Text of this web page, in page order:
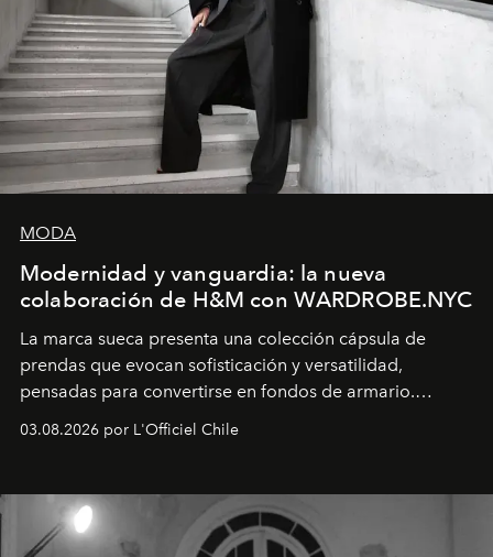
MODA
Modernidad y vanguardia: la nueva
colaboración de H&M con WARDROBE.NYC
La marca sueca presenta una colección cápsula de
prendas que evocan sofisticación y versatilidad,
pensadas para convertirse en fondos de armario.
Disponible en Chile desde el 6 de agosto.
03.08.2026 por L'Officiel Chile